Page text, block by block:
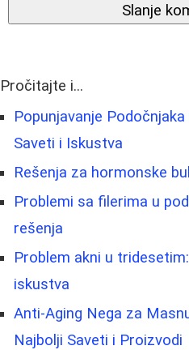
Slanje
Pročitajte i...
Popunjavanje
Saveti i Iskustva
Rešenja za hormonske
Problemi sa filerima u
rešenja
Problem akni u
iskustva
Anti-Aging Nega za
Najbolji Saveti i Proizvodi